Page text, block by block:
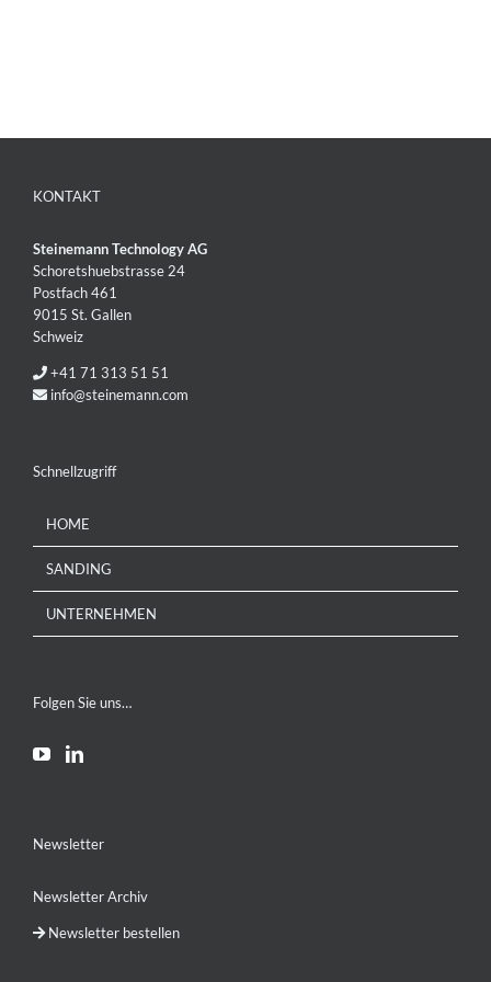
KONTAKT
Steinemann Technology AG
Schoretshuebstrasse 24
Postfach 461
9015 St. Gallen
Schweiz
+41 71 313 51 51
info@steinemann.com
Schnellzugriff
HOME
SANDING
UNTERNEHMEN
Folgen Sie uns…
Newsletter
Newsletter Archiv
Newsletter bestellen